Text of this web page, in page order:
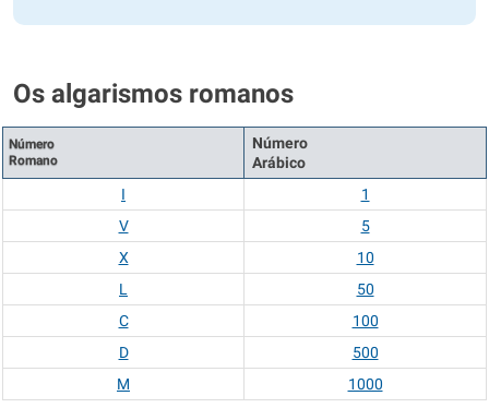
Os algarismos romanos
Número
Romano
Número
Arábico
I
1
V
5
X
10
L
50
C
100
D
500
M
1000